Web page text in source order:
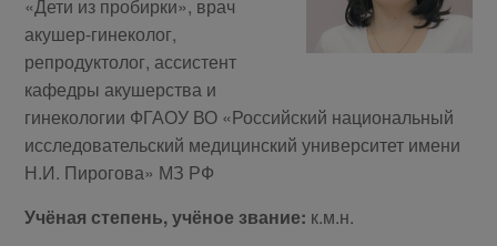
«Дети из пробирки», врач
акушер-гинеколог,
репродуктолог, ассистент
кафедры акушерства и
гинекологии ФГАОУ ВО «Российский национальный
исследовательский медицинский университет имени
Н.И. Пирогова» МЗ РФ
Учёная степень, учёное звание: к.м.н.